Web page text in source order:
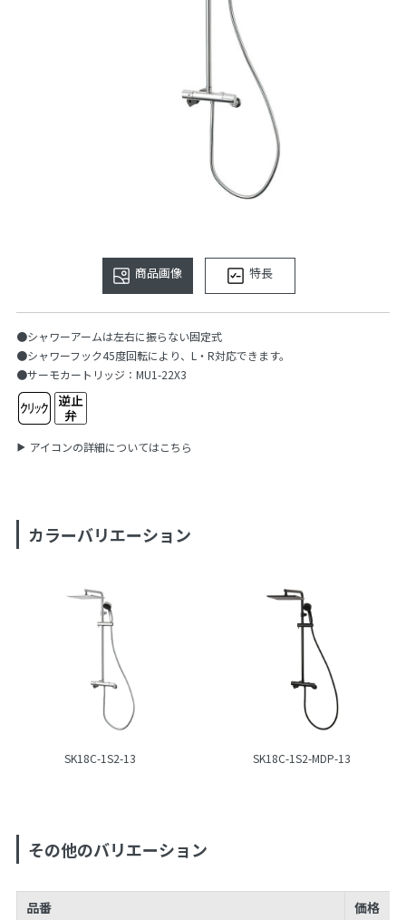
商品画像 特長
●シャワーアームは左右に振らない固定式
●シャワーフック45度回転により、L・R対応できます。
●サーモカートリッジ：MU1-22X3
アイコンの詳細についてはこちら
カラーバリエーション
SK18C-1S2-13 SK18C-1S2-MDP-13
その他のバリエーション
品番 価格